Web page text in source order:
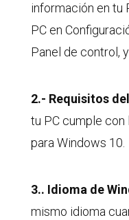
información en tu
PC en
Panel de control,
2.- Requisitos
tu PC cumple
para Windows 10.
3.. Idioma de
mismo idioma